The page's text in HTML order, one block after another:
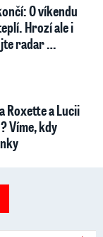
O víkendu
Hrozí ale i
radar …
Roxette a Lucii
Víme, kdy